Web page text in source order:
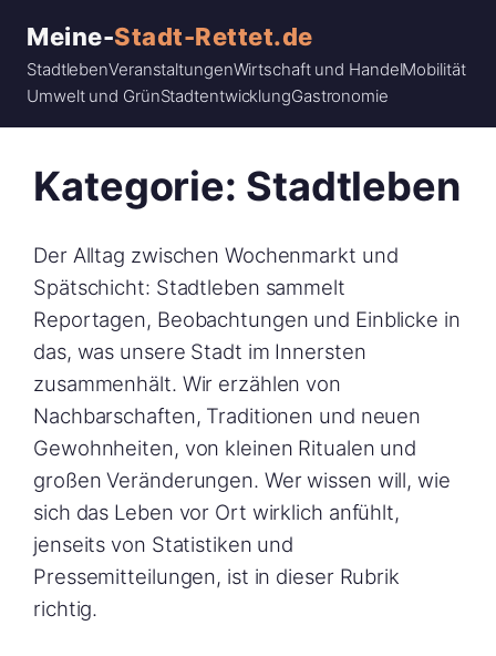
Meine-Stadt-Rettet.de
StadtlebenVeranstaltungenWirtschaft und HandelMobilität
Umwelt und GrünStadtentwicklungGastronomie
Inhalt
springen
Kategorie: Stadtleben
Der Alltag zwischen Wochenmarkt und
Spätschicht: Stadtleben sammelt
Reportagen, Beobachtungen und Einblicke in
das, was unsere Stadt im Innersten
zusammenhält. Wir erzählen von
Nachbarschaften, Traditionen und neuen
Gewohnheiten, von kleinen Ritualen und
großen Veränderungen. Wer wissen will, wie
sich das Leben vor Ort wirklich anfühlt,
jenseits von Statistiken und
Pressemitteilungen, ist in dieser Rubrik
richtig.